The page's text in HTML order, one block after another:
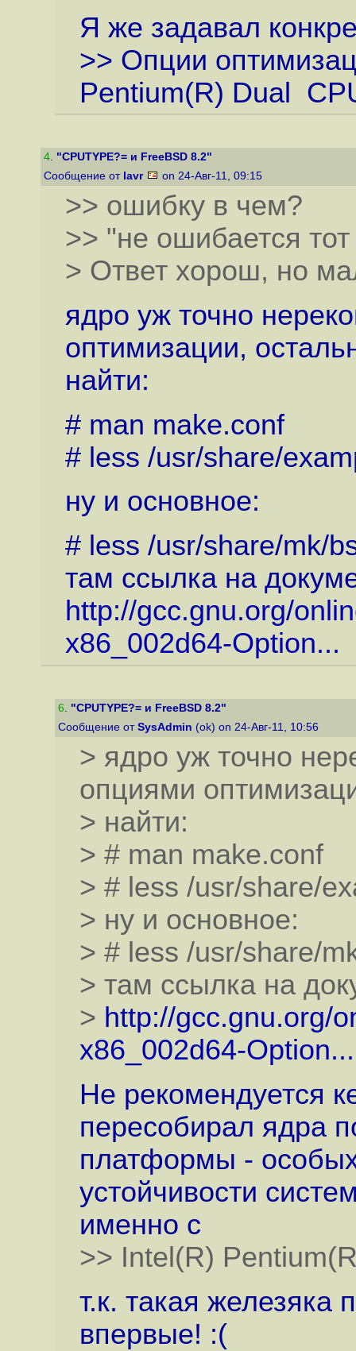
Я же задавал
>> Опции
Pentium(R) Dual
4. "CPUTYPE?= и FreeBSD 8.2"
Сообщение от lavr on 24-Авг-11, 09:15
>> ошибку в чем?
>> "не ошибается
> Ответ хорош, но
ядро уж точно
оптимизации,
найти:
# man make.conf
# less /usr/share/
ну и основное:
# less /usr/share/mk/
там ссылка на
http://gcc.gnu.org/
x86_002d64-Option...
6. "CPUTYPE?= и FreeBSD 8.2"
Сообщение от SysAdmin (ok) on 24-Авг-11, 10:56
> ядро уж точно
опциями
> найти:
> # man make.conf
> # less /usr/share/
> ну и основное:
> # less /usr/share/
> там ссылка на
> http://gcc.gnu.org/
x86_002d64-Option...
Не рекомендуется
пересобирал ядра
платформы -
устойчивости
именно с
>> Intel(R)
т.к. такая железяка
впервые! :(